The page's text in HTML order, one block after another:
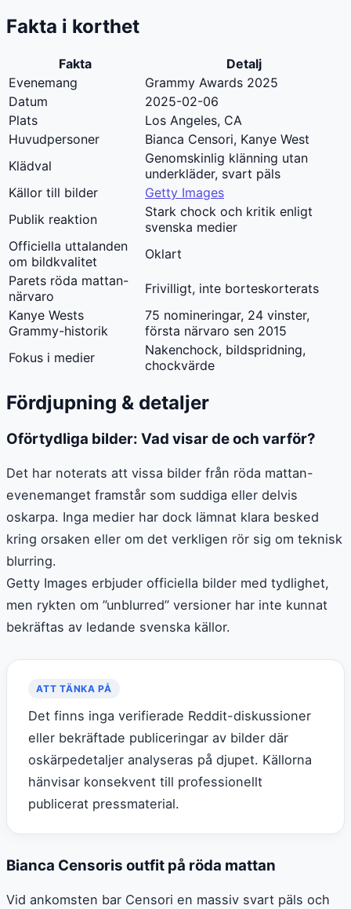
Fakta i korthet
Fakta
Detalj
Evenemang
Grammy Awards 2025
Datum
2025-02-06
Plats
Los Angeles, CA
Huvudpersoner
Bianca Censori, Kanye West
Klädval
Genomskinlig klänning utan
underkläder, svart päls
Källor till bilder
Getty Images
Publik reaktion
Stark chock och kritik enligt
svenska medier
Officiella uttalanden
om bildkvalitet
Oklart
Parets röda mattan-
närvaro
Frivilligt, inte borteskorterats
Kanye Wests
Grammy-historik
75 nomineringar, 24 vinster,
första närvaro sen 2015
Fokus i medier
Nakenchock, bildspridning,
chockvärde
Fördjupning & detaljer
Oförtydliga bilder: Vad visar de och varför?
Det har noterats att vissa bilder från röda mattan-
evenemanget framstår som suddiga eller delvis
oskarpa. Inga medier har dock lämnat klara besked
kring orsaken eller om det verkligen rör sig om teknisk
blurring.
Getty Images erbjuder officiella bilder med tydlighet,
men rykten om ”unblurred” versioner har inte kunnat
bekräftas av ledande svenska källor.
ATT TÄNKA PÅ
Det finns inga verifierade Reddit-diskussioner
eller bekräftade publiceringar av bilder där
oskärpedetaljer analyseras på djupet. Källorna
hänvisar konsekvent till professionellt
publicerat pressmaterial.
Bianca Censoris outfit på röda mattan
Vid ankomsten bar Censori en massiv svart päls och